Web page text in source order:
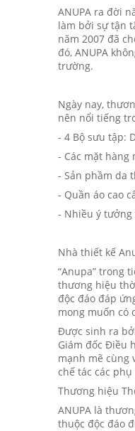
ANUPA ra đời
làm bởi sự tận
năm 2007 đã
đó, ANUPA
trường.
Ngày nay,
nên nổi tiếng
- 4 Bộ sưu tập:
- Các mặt
- Sản phầm da
- Quần áo cao
- Nhiều ý tưởng
Nhà thiết kế
“Anupa” trong
thương hiệu
độc đáo đáp
mong muốn có
Được sinh ra
Giám đốc Điều
mạnh mẽ cùng
chế tác các
Thương hiệu
ANUPA là
thuộc độc đáo